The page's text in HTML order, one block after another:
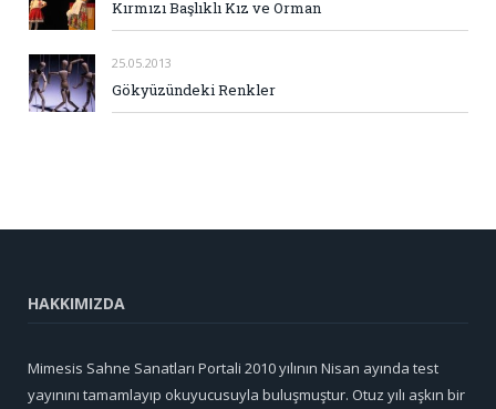
Kırmızı Başlıklı Kız ve Orman
25.05.2013
Gökyüzündeki Renkler
HAKKIMIZDA
Mimesis Sahne Sanatları Portali 2010 yılının Nisan ayında test
yayınını tamamlayıp okuyucusuyla buluşmuştur. Otuz yılı aşkın bir